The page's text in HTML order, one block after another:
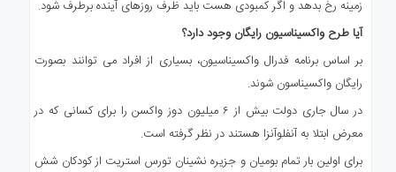
زمینه رخ بدهد و اگر کمبودی هست باید ظرف روزهای آینده برطرف شود.
آیا طرح واکسیناسیون رایگان وجود دارد؟
بر اساس برنامه فدرال واکسیناسیون، بسیاری از افراد می توانند بصورت
رایگان واکسیناسون شوند.
در سال جاری دولت بیش از ۶ میلیون دوز واکسن را برای کسانی که در
معرض ابتلا به آنفلوآنزا هستند در نظر گرفته است.
برای اولین بار تمام بومیان و جزیره نشینان تورس استریت از کودکان شش